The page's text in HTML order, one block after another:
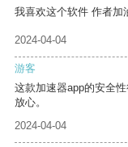
我喜欢这个软件 作者加
2024-04-04
游客
这款加速器app的安全
放心。
2024-04-04